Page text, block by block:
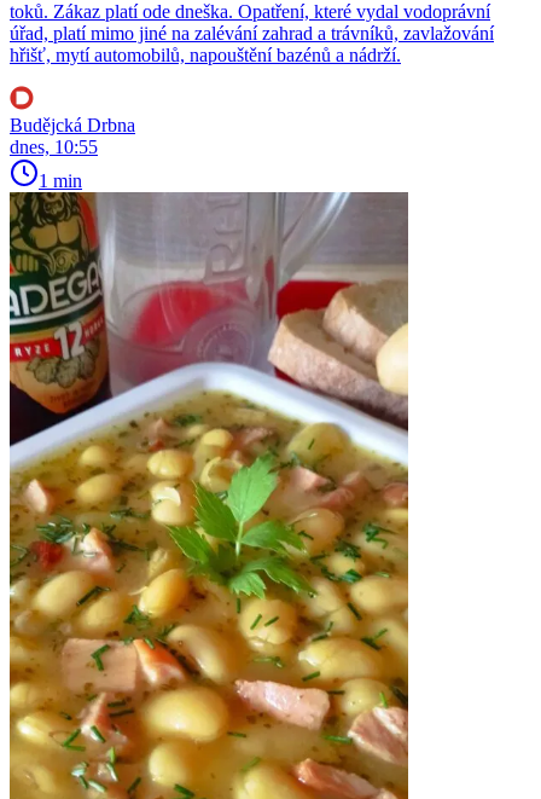
toků. Zákaz platí ode dneška. Opatření, které vydal vodoprávní
úřad, platí mimo jiné na zalévání zahrad a trávníků, zavlažování
hřišť, mytí automobilů, napouštění bazénů a nádrží.
Budějcká Drbna
dnes, 10:55
1 min